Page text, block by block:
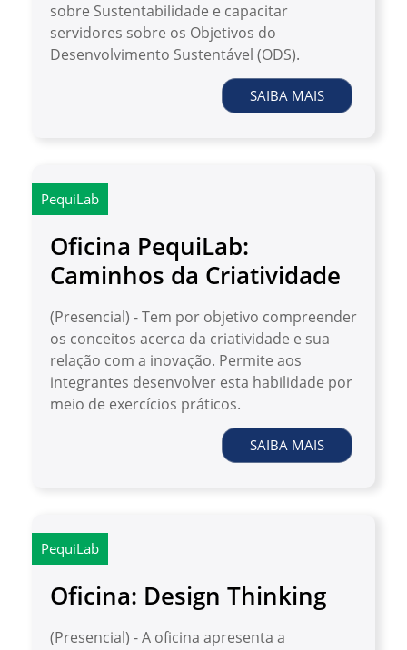
sobre Sustentabilidade e capacitar
servidores sobre os Objetivos do
Desenvolvimento Sustentável (ODS).
SAIBA MAIS
Oficina PequiLab:
Caminhos da Criatividade
PequiLab
(Presencial) - Tem por objetivo compreender
os conceitos acerca da criatividade e sua
relação com a inovação. Permite aos
integrantes desenvolver esta habilidade por
meio de exercícios práticos.
SAIBA MAIS
Oficina: Design Thinking
PequiLab
(Presencial) - A oficina apresenta a